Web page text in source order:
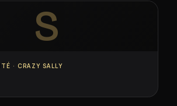
S
· CRAZY SALLY